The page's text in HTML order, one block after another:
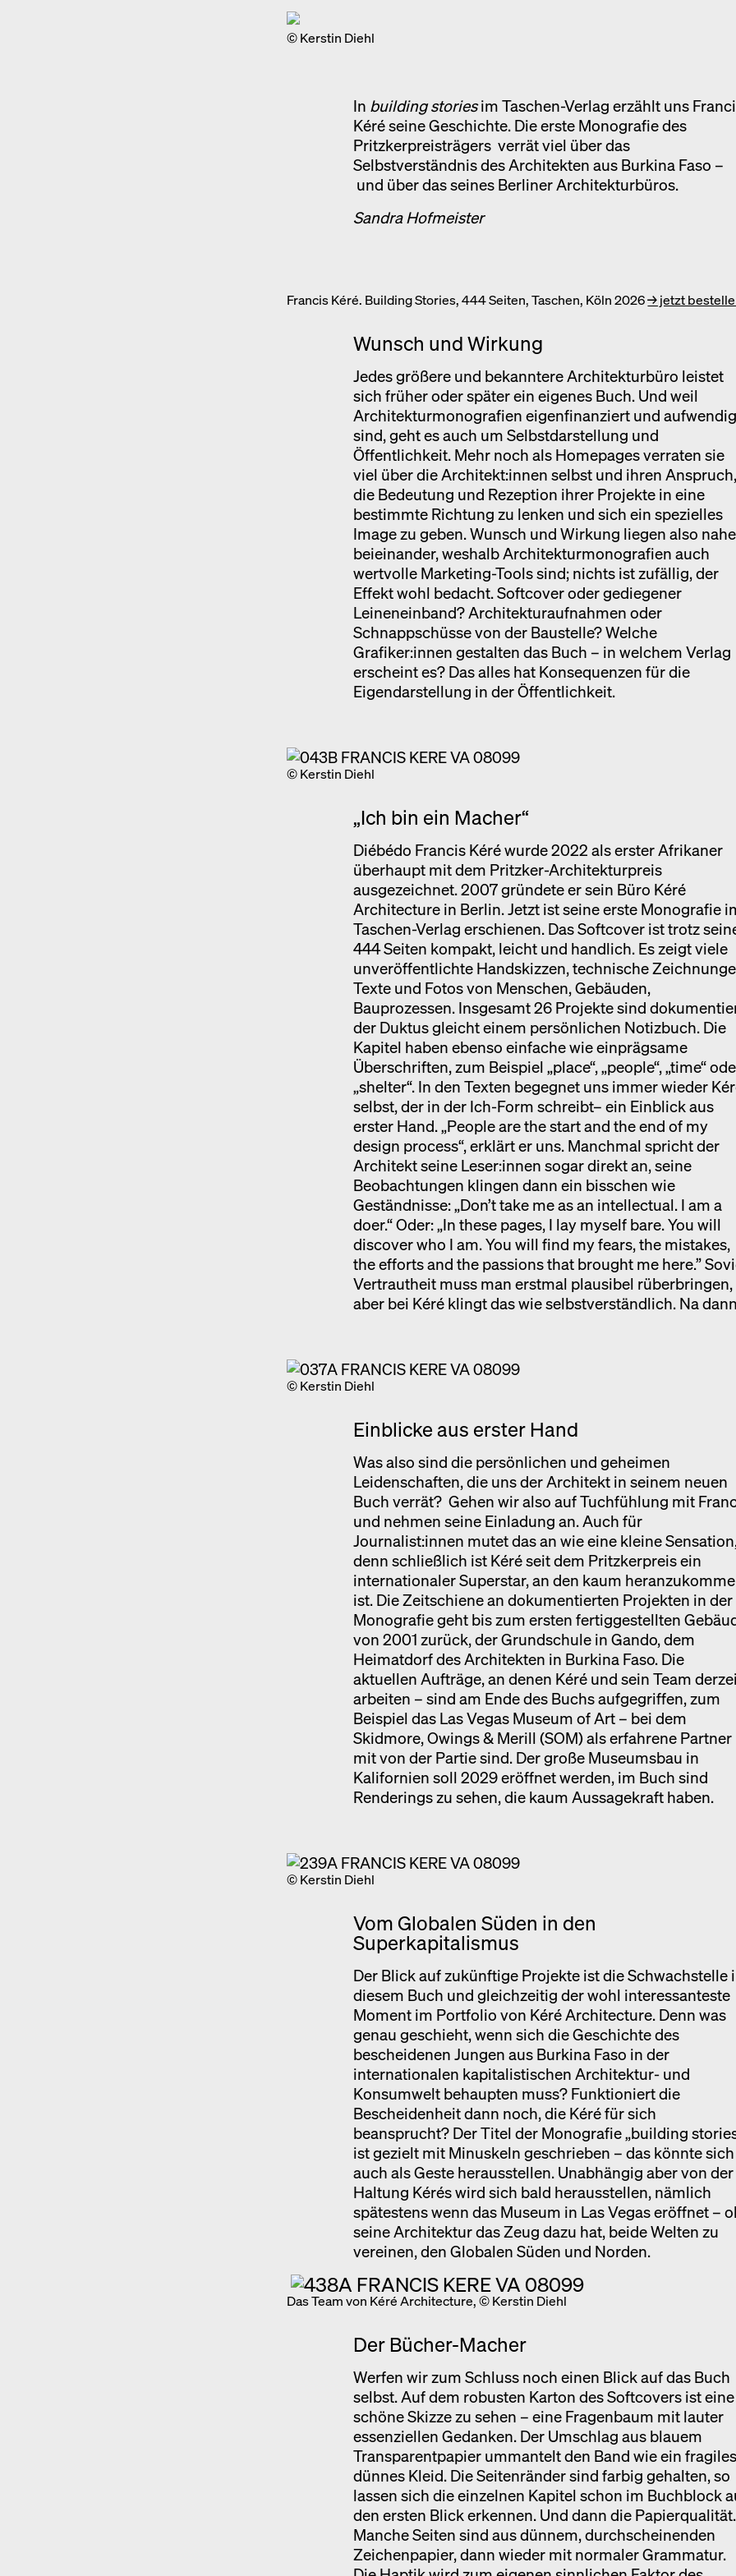
© Kerstin Diehl
In building storiesim Taschen-Verlag erzählt uns
Kéré seine Geschichte. Die erste Monografie des
Pritzkerpreisträgers verrät viel über das
Selbstverständnis des Architekten aus Burkina Faso –
und über das seines Berliner Architekturbüros.
Sandra Hofmeister
Francis Kéré. Building Stories, 444 Seiten, Taschen, Köln 2026→ jetzt
Wunsch und Wirkung
Jedes größere und bekanntere Architekturbüro leistet
sich früher oder später ein eigenes Buch. Und weil
Architekturmonografien eigenfinanziert und
sind, geht es auch um Selbstdarstellung und
Öffentlichkeit. Mehr noch als Homepages verraten sie
viel über die Architekt:innen selbst und ihren
die Bedeutung und Rezeption ihrer Projekte in eine
bestimmte Richtung zu lenken und sich ein spezielles
Image zu geben. Wunsch und Wirkung liegen also nahe
beieinander, weshalb Architekturmonografien auch
wertvolle Marketing-Tools sind; nichts ist zufällig, der
Effekt wohl bedacht. Softcover oder gediegener
Leineneinband? Architekturaufnahmen oder
Schnappschüsse von der Baustelle? Welche
Grafiker:innen gestalten das Buch – in welchem Verlag
erscheint es? Das alles hat Konsequenzen für die
Eigendarstellung in der Öffentlichkeit.
© Kerstin Diehl
„Ich bin ein Macher“
Diébédo Francis Kéré wurde 2022 als erster Afrikaner
überhaupt mit dem Pritzker-Architekturpreis
ausgezeichnet. 2007 gründete er sein Büro Kéré
Architecture in Berlin. Jetzt ist seine erste Monografie
Taschen-Verlag erschienen. Das Softcover ist trotz
444 Seiten kompakt, leicht und handlich. Es zeigt viele
unveröffentlichte Handskizzen, technische
Texte und Fotos von Menschen, Gebäuden,
Bauprozessen. Insgesamt 26 Projekte sind
der Duktus gleicht einem persönlichen Notizbuch. Die
Kapitel haben ebenso einfache wie einprägsame
Überschriften, zum Beispiel „place“, „people“, „time“
„shelter“. In den Texten begegnet uns immer wieder
selbst, der in der Ich-Form schreibt– ein Einblick aus
erster Hand. „People are the start and the end of my
design process“, erklärt er uns. Manchmal spricht der
Architekt seine Leser:innen sogar direkt an, seine
Beobachtungen klingen dann ein bisschen wie
Geständnisse: „Don’t take me as an intellectual. I am a
doer.“ Oder: „In these pages, I lay myself bare. You will
discover who I am. You will find my fears, the mistakes,
the efforts and the passions that brought me here.”
Vertrautheit muss man erstmal plausibel rüberbringen,
aber bei Kéré klingt das wie selbstverständlich. Na
© Kerstin Diehl
Einblicke aus erster Hand
Was also sind die persönlichen und geheimen
Leidenschaften, die uns der Architekt in seinem neuen
Buch verrät? Gehen wir also auf Tuchfühlung mit
und nehmen seine Einladung an. Auch für
Journalist:innen mutet das an wie eine kleine
denn schließlich ist Kéré seit dem Pritzkerpreis ein
internationaler Superstar, an den kaum
ist. Die Zeitschiene an dokumentierten Projekten in der
Monografie geht bis zum ersten fertiggestellten
von 2001 zurück, der Grundschule in Gando, dem
Heimatdorf des Architekten in Burkina Faso. Die
aktuellen Aufträge, an denen Kéré und sein Team
arbeiten – sind am Ende des Buchs aufgegriffen, zum
Beispiel das Las Vegas Museum of Art – bei dem
Skidmore, Owings & Merill (SOM) als erfahrene Partner
mit von der Partie sind. Der große Museumsbau in
Kalifornien soll 2029 eröffnet werden, im Buch sind
Renderings zu sehen, die kaum Aussagekraft haben.
© Kerstin Diehl
Vom Globalen Süden in den
Superkapitalismus
Der Blick auf zukünftige Projekte ist die Schwachstelle
diesem Buch und gleichzeitig der wohl interessanteste
Moment im Portfolio von Kéré Architecture. Denn was
genau geschieht, wenn sich die Geschichte des
bescheidenen Jungen aus Burkina Faso in der
internationalen kapitalistischen Architektur- und
Konsumwelt behaupten muss? Funktioniert die
Bescheidenheit dann noch, die Kéré für sich
beansprucht? Der Titel der Monografie „building
ist gezielt mit Minuskeln geschrieben – das könnte sich
auch als Geste herausstellen. Unabhängig aber von der
Haltung Kérés wird sich bald herausstellen, nämlich
spätestens wenn das Museum in Las Vegas eröffnet –
seine Architektur das Zeug dazu hat, beide Welten zu
vereinen, den Globalen Süden und Norden.
Das Team von Kéré Architecture, © Kerstin Diehl
Der Bücher-Macher
Werfen wir zum Schluss noch einen Blick auf das Buch
selbst. Auf dem robusten Karton des Softcovers ist eine
schöne Skizze zu sehen – eine Fragenbaum mit lauter
essenziellen Gedanken. Der Umschlag aus blauem
Transparentpapier ummantelt den Band wie ein
dünnes Kleid. Die Seitenränder sind farbig gehalten, so
lassen sich die einzelnen Kapitel schon im Buchblock
den ersten Blick erkennen. Und dann die Papierqualität.
Manche Seiten sind aus dünnem, durchscheinenden
Zeichenpapier, dann wieder mit normaler Grammatur.